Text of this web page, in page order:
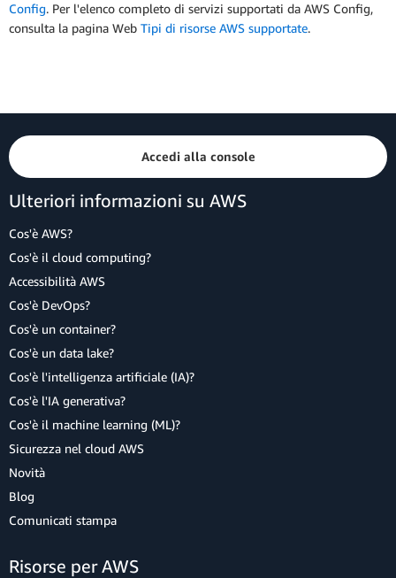
Config. Per l'elenco completo di servizi supportati da AWS Config,
consulta la pagina Web Tipi di risorse AWS supportate.
Accedi alla console
Ulteriori informazioni su AWS
Cos'è AWS?
Cos'è il cloud computing?
Accessibilità AWS
Cos'è DevOps?
Cos'è un container?
Cos'è un data lake?
Cos'è l'intelligenza artificiale (IA)?
Cos'è l'IA generativa?
Cos'è il machine learning (ML)?
Sicurezza nel cloud AWS
Novità
Blog
Comunicati stampa
Risorse per AWS